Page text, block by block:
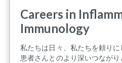
Careers in
Immunology
私たちは日々、私たちを頼り
患者さんとのより深いつなが